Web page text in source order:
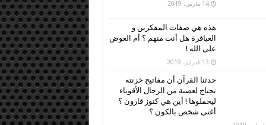
14 مارس، 2019
هذه هي صفات المفكرين و
العباقرة هل أنت منهم ؟ أم العوض
على الله !
13 فبراير، 2019
حدثنا القرآن أن مفاتيح خزنته
تحتاج لعصبة من الرجال الأقوياء
ليحملوها ! أين هي كنوز قارون ؟
أغنى شخص بالكون ؟